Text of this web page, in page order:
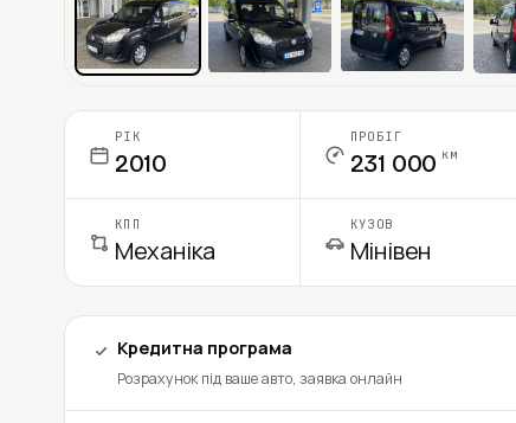
РІК
2010
ПРОБІГ
231 000 км
КПП
Механіка
КУЗОВ
Мінівен
Кредитна програма
Розрахунок під ваше авто, заявка онлайн